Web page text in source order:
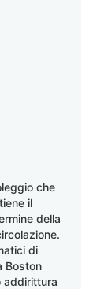
che
il
della
di
Boston
addirittura